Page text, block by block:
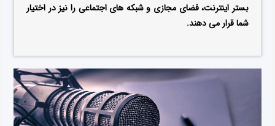
بستر اینترنت، فضای مجازی و شبکه های اجتماعی را نیز در اختیار
شما قرار می دهند.